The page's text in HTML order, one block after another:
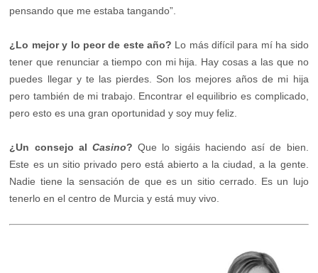
pensando que me estaba tangando”.
¿Lo mejor y lo peor de este año? Lo más difícil para mí ha sido
tener que renunciar a tiempo con mi hija. Hay cosas a las que no
puedes llegar y te las pierdes. Son los mejores años de mi hija
pero también de mi trabajo. Encontrar el equilibrio es complicado,
pero esto es una gran oportunidad y soy muy feliz.
¿Un consejo al Casino? Que lo sigáis haciendo así de bien.
Este es un sitio privado pero está abierto a la ciudad, a la gente.
Nadie tiene la sensación de que es un sitio cerrado. Es un lujo
tenerlo en el centro de Murcia y está muy vivo.